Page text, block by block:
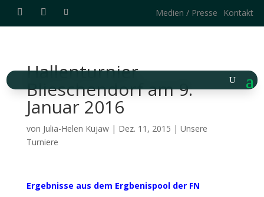
Medien / Presse Kontakt
Hallenturnier
Blieschendorf am 9.
Januar 2016
von Julia-Helen Kujaw| Dez. 11, 2015 | Unsere
Turniere
Ergebnisse aus dem Ergbenispool der FN